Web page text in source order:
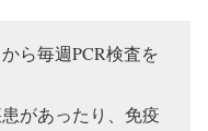
ら毎週PCR検査を
があったり、免疫